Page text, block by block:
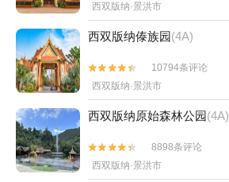
西双版纳·景洪市
西双版纳傣族园(4A)


10794条评论
西双版纳·景洪市
西双版纳原始森林公园(4A)


8898条评论
西双版纳·景洪市